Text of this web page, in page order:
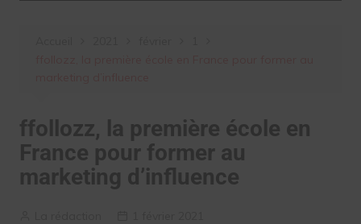
ffollozz, la première école en
France pour former au
marketing d’influence